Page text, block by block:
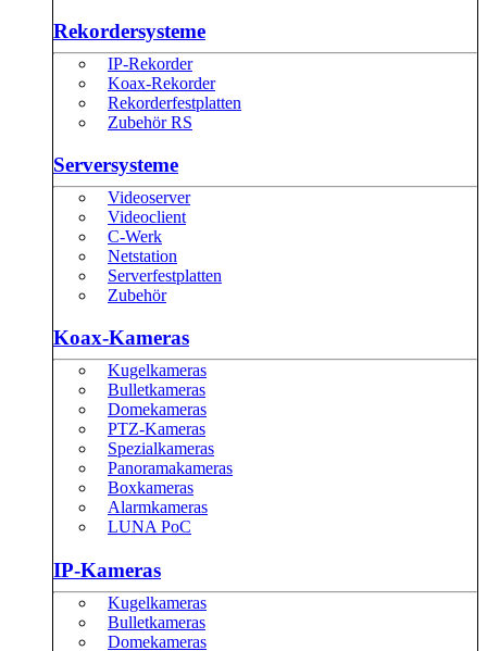
Rekordersysteme
IP-Rekorder
Koax-Rekorder
Rekorderfestplatten
Zubehör RS
Serversysteme
Videoserver
Videoclient
C-Werk
Netstation
Serverfestplatten
Zubehör
Koax-Kameras
Kugelkameras
Bulletkameras
Domekameras
PTZ-Kameras
Spezialkameras
Panoramakameras
Boxkameras
Alarmkameras
LUNA PoC
IP-Kameras
Kugelkameras
Bulletkameras
Domekameras